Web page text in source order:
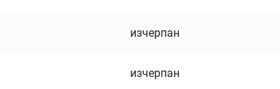
изчерпан
изчерпан